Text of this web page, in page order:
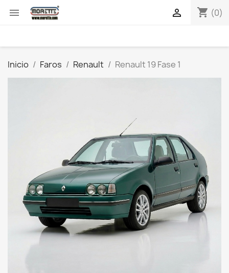
 shopping_cart (0)

Inicio Faros Renault Renault 19 Fase 1